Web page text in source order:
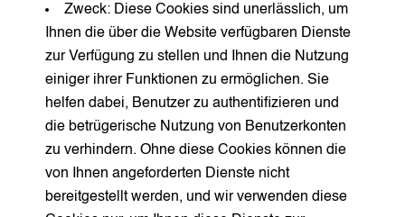
Zweck: Diese Cookies sind unerlässlich, um
Ihnen die über die Website verfügbaren Dienste
zur Verfügung zu stellen und Ihnen die Nutzung
einiger ihrer Funktionen zu ermöglichen. Sie
helfen dabei, Benutzer zu authentifizieren und
die betrügerische Nutzung von Benutzerkonten
zu verhindern. Ohne diese Cookies können die
von Ihnen angeforderten Dienste nicht
bereitgestellt werden, und wir verwenden diese